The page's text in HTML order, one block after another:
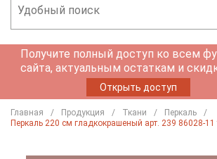
Получите полный доступ ко всем
сайта, актуальным остаткам и
Открыть доступ
Главная Продукция Ткани
Перкаль
Перкаль 220 см гладкокрашеный арт. 239 86028-